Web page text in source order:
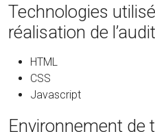
Technologies
réalisation de l’audit
HTML
CSS
Javascript
Environnement de